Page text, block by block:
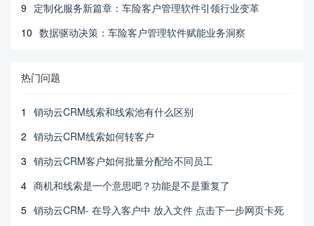
9 定制化服务新篇章：车险客户管理软件引领行业变革
10 数据驱动决策：车险客户管理软件赋能业务洞察
热门问题
1
销动云CRM线索和线索池有什么区别
2 销动云CRM线索如何转客户
3 销动云CRM客户如何批量分配给不同员工
4 商机和线索是一个意思吧？功能是不是重复了
5 销动云CRM- 在导入客户中 放入文件 点击下一步网页卡死